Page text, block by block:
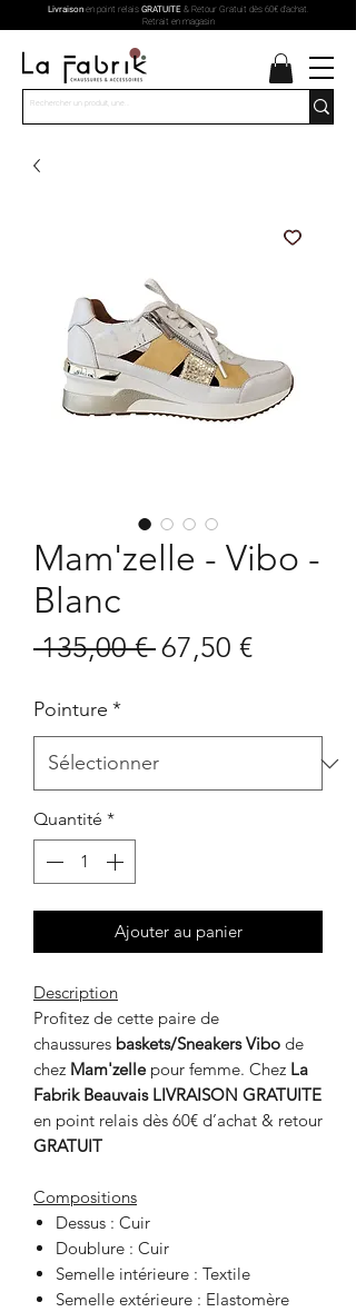
Livraisonen point relais GRATUITE& Retour Gratuit dès 60€ d'achat.
Retrait en magasin
Mam'zelle - Vibo -
Blanc
135,00 € Prix
67,50 €Prix
Pointure *
Quantité *
Ajouter au panier
Description
Profitez de cette paire de
chaussures baskets/Sneakers Vibo de
chez Mam'zellepour femme. Chez La
Fabrik Beauvais LIVRAISON GRATUITE
en point relais dès 60€ d’achat & retour
GRATUIT
Compositions
Dessus : Cuir
Doublure : Cuir
Semelle intérieure : Textile
Semelle extérieure : Elastomère